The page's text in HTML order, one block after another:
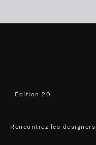
Édition 20
Rencontrez les designers